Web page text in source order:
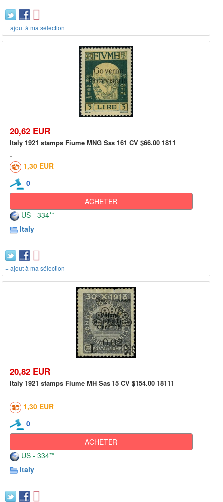
+ ajout à ma sélection
20,62 EUR
Italy 1921 stamps Fiume MNG Sas 161 CV $66.00 1811
1,30 EUR
0
ACHETER
US - 334**
Italy
+ ajout à ma sélection
20,82 EUR
Italy 1921 stamps Fiume MH Sas 15 CV $154.00 18111
1,30 EUR
0
ACHETER
US - 334**
Italy